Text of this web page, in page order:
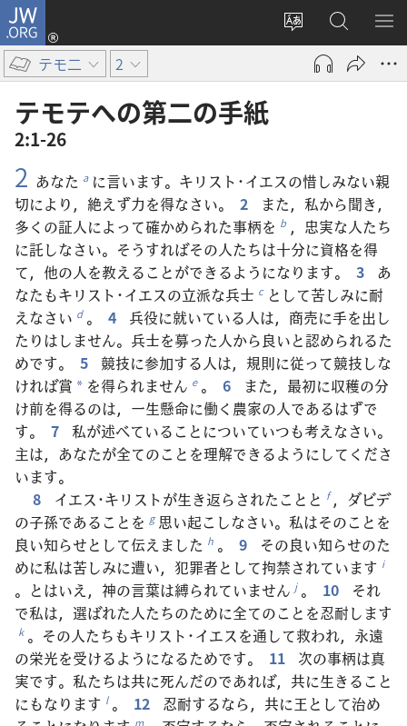
JW.ORG
サ
ト
を
変
え
る
ロ
グ
ン
ブ
で
開
く）
JW.ORG
の
検
メ
を
テモ二 2
テモテ​へ​の​第​二​の​手紙
2:1-26
2 あなた a に言います。キリスト･イエスの惜しみない親
切により，絶えず力を得なさい。
2
また，私から聞き，
多くの証人によって確かめられた事柄を b ，忠実な人たち
に託しなさい。そうすればその人たちは十分に資格を得
て，他の人を教えることができるようになります。
3
あ
なたもキリスト･イエスの立派な兵士 c として苦しみに耐
えなさい d 。 4
兵役に就いている人は，商売に手を出し
たりはしません。兵士を募った人から良いと認められるた
めです。
5
競技に参加する人は，規則に従って競技しな
ければ賞 * を得られません e 。 6
また，最初に収穫の分
け前を得るのは，一生懸命に働く農家の人であるはずで
す。
7
私が述べていることについていつも考えなさい。
主は，あなたが全てのことを理解できるようにしてくださ
います。
8
イエス･キリストが生き返らされたことと f ，ダビデ
の子孫であることを g 思い起こしなさい。私はそのことを
良い知らせとして伝えました h 。 9
その良い知らせのた
めに私は苦しみに遭い，犯罪者として拘禁されています i
。とはいえ，神の言葉は縛られていません j 。 10
それ
で私は，選ばれた人たちのために全てのことを忍耐します
k 。その人たちもキリスト･イエスを通して救われ，永遠
の栄光を受けるようになるためです。
11
次の事柄は真
実です。私たちは共に死んだのであれば，共に生きること
にもなります l 。 12
忍耐するなら，共に王として治め
m